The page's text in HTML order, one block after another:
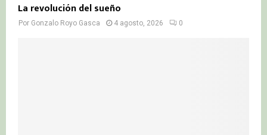
La revolución del sueño
Por Gonzalo Royo Gasca 4 agosto, 2026 0